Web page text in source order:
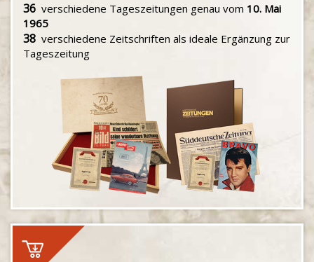
36 verschiedene Tageszeitungen genau vom 10. Mai
1965
38 verschiedene Zeitschriften als ideale Ergänzung zur
Tageszeitung